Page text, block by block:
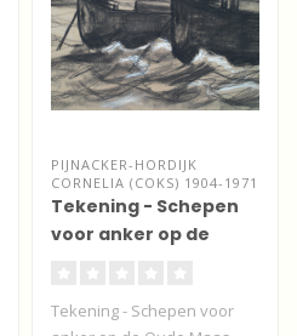
PIJNACKER-HORDIJK
CORNELIA (COKS) 1904-1971
Tekening - Schepen
voor anker op de
Tekening - Schepen voor